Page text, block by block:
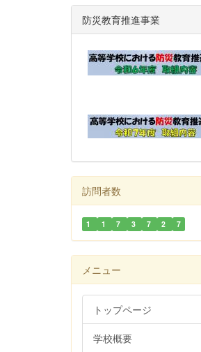
防災教育推進事業
訪問者数
1 1 7 3 7 2 7
メニュー
トップページ
学校概要